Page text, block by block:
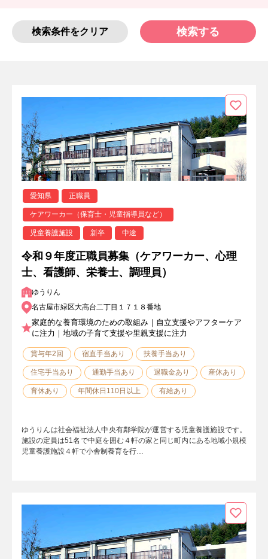
検索条件をクリア 検索する
愛知県 正職員
ケアワーカー（保育士・児童指導員など）
児童養護施設 新卒 中途
令和９年度正職員募集（ケアワーカー、心理
士、看護師、栄養士、調理員）
ゆうりん
名古屋市緑区大高台二丁目１７１８番地
家庭的な養育環境のための取組み｜自立支援やアフターケア
に注力｜地域の子育て支援や里親支援に注力
賞与年2回 宿直手当あり 扶養手当あり
住宅手当あり 通勤手当あり 退職金あり 産休あり
育休あり 年間休日110日以上 有給あり
ゆうりんは社会福祉法人中央有鄰学院が運営する児童養護施設です。
施設の定員は51名で中庭を囲む４軒の家と同じ町内にある地域小規模
児童養護施設４軒で小舎制養育を行…